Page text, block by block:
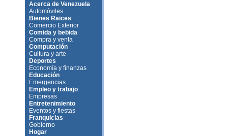
Acerca de Venezuela
Automóviles
Bienes Raices
Comercio Exterior
Comida y bebida
Compra y venta
Computación
Cultura y arte
Deportes
Economía y finanzas
Educación
Emergencias
Empleo y trabajo
Empresas
Entretenimiento
Eventos y fiestas
Franquicias
Gobierno
Hogar